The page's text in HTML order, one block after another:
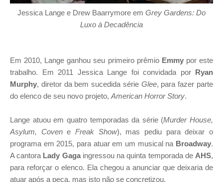
Jessica Lange e Drew Baarrymore em Grey Gardens: Do
Luxo à Decadência
Em 2010, Lange ganhou seu primeiro prêmioEmmy por este
trabalho. Em 2011 Jessica Lange foi convidada por Ryan
Murphy, diretor da bem sucedida série Glee, para fazer parte
do elenco de seu novo projeto, American Horror Story.
Lange atuou em quatro temporadas da série (Murder House,
Asylum, CoveneFreak Show), mas pediu para deixar o
programa em 2015, para atuar em um musical na Broadway.
A cantora Lady Gagaingressou na quinta temporada de AHS,
para reforçar o elenco. Ela chegou a anunciar que deixaria de
atuar após a peça, mas isto não se concretizou.